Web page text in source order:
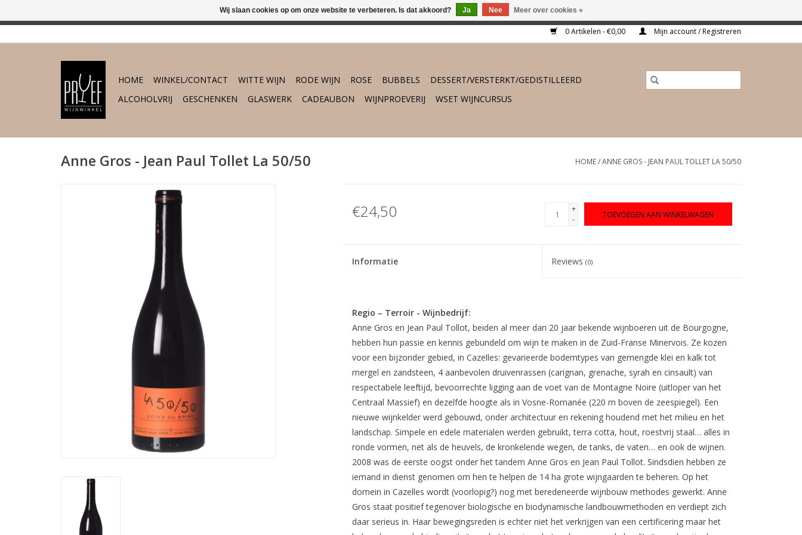
0 Artikelen - €0,00 Mijn account / Registreren
HOME WINKEL/CONTACT WITTE WIJN RODE WIJN ROSE BUBBELS
DESSERT/VERSTERKT/GEDISTILLEERD
ALCOHOLVRIJ
GESCHENKEN GLASWERK CADEAUBON WIJNPROEVERIJ WSET WIJNCURSUS
Anne Gros - Jean Paul Tollet La 50/50 HOME/ANNE GROS - JEAN PAUL TOLLET LA 50/50
€24,50
+
-
TOEVOEGEN AAN WINKELWAGEN
Informatie Reviews(0)
Regio – Terroir - Wijnbedrijf:
Anne Gros en Jean Paul Tollot, beiden al meer dan 20 jaar bekende wijnboeren uit de Bourgogne,
hebben hun passie en kennis gebundeld om wijn te maken in de Zuid-Franse Minervois. Ze kozen
voor een bijzonder gebied, in Cazelles: gevarieerde bodemtypes van gemengde klei en kalk tot
mergel en zandsteen, 4 aanbevolen druivenrassen (carignan, grenache, syrah en cinsault) van
respectabele leeftijd, bevoorrechte ligging aan de voet van de Montagne Noire (uitloper van het
Centraal Massief) en dezelfde hoogte als in Vosne-Romanée (220 m boven de zeespiegel). Een
nieuwe wijnkelder werd gebouwd, onder architectuur en rekening houdend met het milieu en het
landschap. Simpele en edele materialen werden gebruikt, terra cotta, hout, roestvrij staal… alles in
ronde vormen, net als de heuvels, de kronkelende wegen, de tanks, de vaten… en ook de wijnen.
2008 was de eerste oogst onder het tandem Anne Gros en Jean Paul Tollot. Sindsdien hebben ze
iemand in dienst genomen om hen te helpen de 14 ha grote wijngaarden te beheren. Op het
domein in Cazelles wordt (voorlopig?) nog met beredeneerde wijnbouw methodes gewerkt. Anne
Gros staat positief tegenover biologische en biodynamische landbouwmethoden en verdiept zich
daar serieus in. Haar bewegingsreden is echter niet het verkrijgen van een certificering maar het
Wij slaan cookies op om onze website te verbeteren. Is dat akkoord? Ja Nee Meer over cookies »
In 's-Hertogenbosch vanaf €75,- gratis thuisbezorgd. Daarbuiten gratis verzending vanaf €175,-